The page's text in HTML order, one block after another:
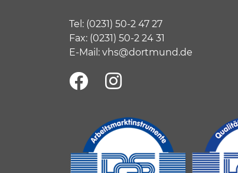
Tel: (0231) 50-2 47 27
Fax: (0231) 50-2 24 31
E-Mail: vhs@dortmund.de